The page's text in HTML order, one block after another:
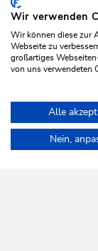
Angebote
MEHR
Home
Wir verwenden
Wir können diese zur
Webseite zu
großartiges
von uns verwendeten
Alle
Nein,